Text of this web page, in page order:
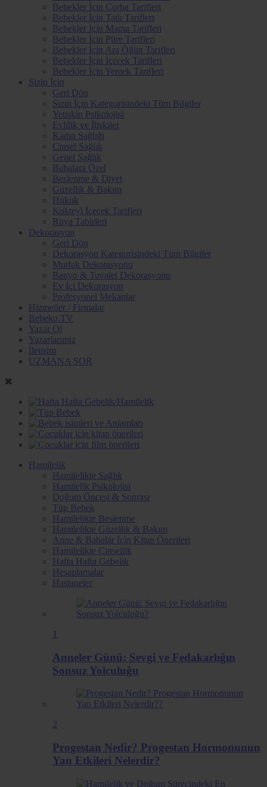
Bebekler İçin Çorba Tarifleri
Bebekler İçin Tatlı Tarifleri
Bebekler İçin Mama Tarifleri
Bebekler İçin Püre Tarifleri
Bebekler İçin Ara Öğün Tarifleri
Bebekler İçin İçecek Tarifleri
Bebekler İçin Yemek Tarifleri
Sizin İçin
Geri Dön
Sizin İçin Kategorisindeki Tüm Bilgiler
Yetişkin Psikolojisi
Evlilik ve İlişkiler
Kadın Sağlığı
Cinsel Sağlık
Genel Sağlık
Babalara Özel
Beslenme & Diyet
Güzellik & Bakım
Hukuk
Kokteyl İçecek Tarifleri
Rüya Tabirleri
Dekorasyon
Geri Dön
Dekorasyon Kategorisindeki Tüm Bilgiler
Mutfak Dekorasyonu
Banyo & Tuvalet Dekorasyonu
Ev İçi Dekorasyon
Profesyonel Mekanlar
Hizmetler / Firmalar
Bebeko.TV
Yazar Ol
Yazarlarımız
İletişim
UZMANA SOR
Hamilelik
Hamilelikte Sağlık
Hamilelik Psikolojisi
Doğum Öncesi & Sonrası
Tüp Bebek
Hamilelikte Beslenme
Hamilelikte Güzellik & Bakım
Anne & Babalar İçin Kitap Önerileri
Hamilelikte Cinsellik
Hafta Hafta Gebelik
Hesaplamalar
Hastaneler
1
Anneler Günü: Sevgi ve Fedakarlığın
Sonsuz Yolculuğu
2
Progestan Nedir? Progestan Hormonunun
Yan Etkileri Nelerdir?